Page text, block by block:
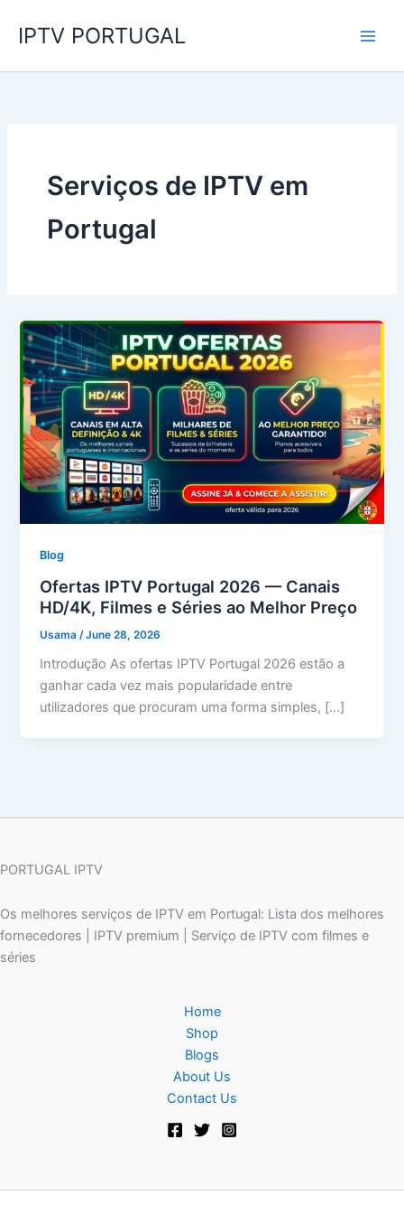
IPTV PORTUGAL
Serviços de IPTV em
Portugal
Blog
Ofertas IPTV Portugal 2026 — Canais
HD/4K, Filmes e Séries ao Melhor Preço
Usama /June 28, 2026
Introdução As ofertas IPTV Portugal 2026 estão a
ganhar cada vez mais popularidade entre
utilizadores que procuram uma forma simples, […]
PORTUGAL IPTV
Os melhores serviços de IPTV em Portugal: Lista dos melhores
fornecedores | IPTV premium | Serviço de IPTV com filmes e
séries
Home
Shop
Blogs
About Us
Contact Us